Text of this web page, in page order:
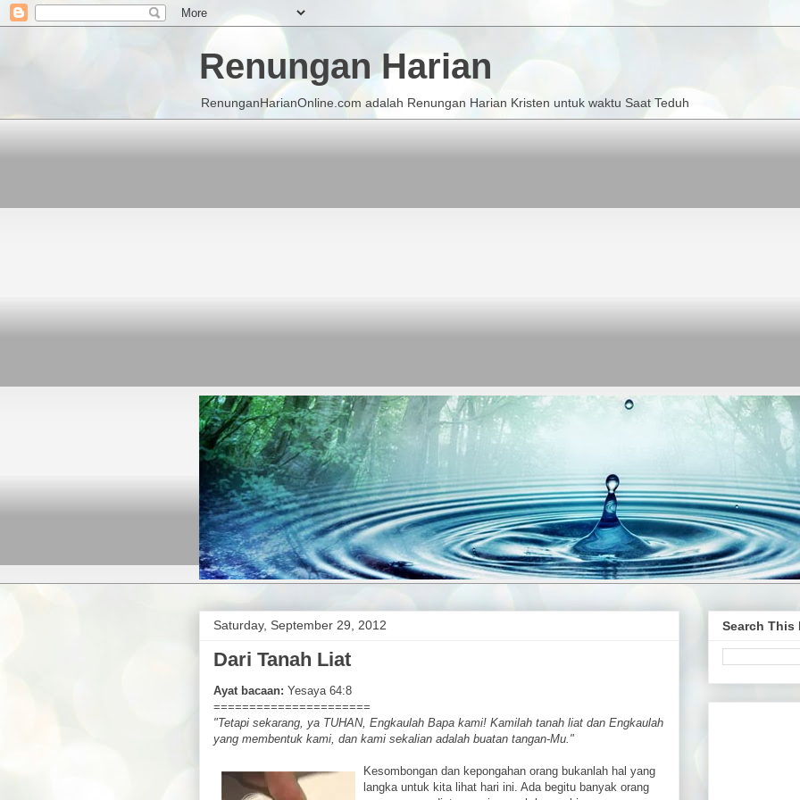
Renungan Harian
RenunganHarianOnline.com adalah Renungan Harian Kristen untuk waktu Saat Teduh
Saturday, September 29, 2012
Dari Tanah Liat
Ayat bacaan: Yesaya 64:8
======================
"Tetapi sekarang, ya TUHAN, Engkaulah Bapa kami! Kamilah tanah liat dan Engkaulah
yang membentuk kami, dan kami sekalian adalah buatan tangan-Mu."
Kesombongan dan kepongahan orang bukanlah hal yang
langka untuk kita lihat hari ini. Ada begitu banyak orang
Search This